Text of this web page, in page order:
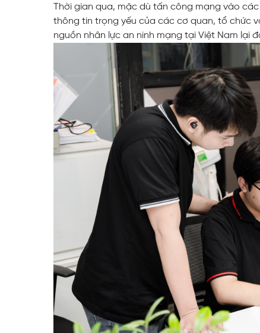
Thời gian qua, mặc dù tấn công mạng vào
thông tin trọng yếu của các cơ quan, tổ chức
nguồn nhân lực an ninh mạng tại Việt Nam lại
Web Toàn Diện
Thiết Kế Hệ Thống Mạng Doanh
Nghiệp Cho Quán Net